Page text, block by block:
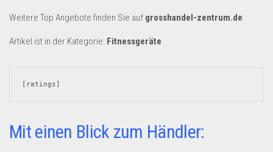
Weitere Top Angebote finden Sie auf grosshandel-zentrum.de
Artikel ist in der Kategorie: Fitnessgeräte
[ratings]
Mit einen Blick zum Händler: